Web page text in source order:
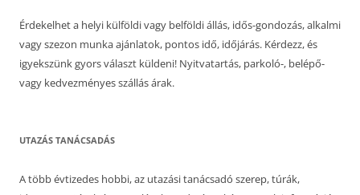
Érdekelhet a helyi külföldi vagy belföldi állás, idős-gondozás, alkalmi
vagy szezon munka ajánlatok, pontos idő, időjárás. Kérdezz, és
igyekszünk gyors választ küldeni! Nyitvatartás, parkoló-, belépő-
vagy kedvezményes szállás árak.
UTAZÁS TANÁCSADÁS
A több évtizedes hobbi, az utazási tanácsadó szerep, túrák,